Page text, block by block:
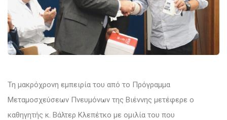
Τη μακρόχρονη εμπειρία του από το Πρόγραμμα
Μεταμοσχεύσεων Πνευμόνων της Βιέννης μετέφερε ο
καθηγητής κ. Βάλτερ Κλεπέτκο με ομιλία του που